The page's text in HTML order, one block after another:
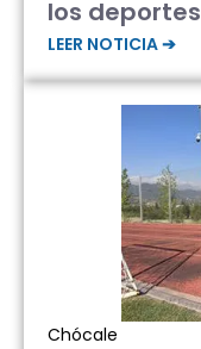
los deportes
LEER NOTICIA ➔
Chócale